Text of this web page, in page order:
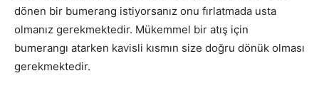
dönen bir bumerang istiyorsanız onu fırlatmada usta
olmanız gerekmektedir. Mükemmel bir atış için
bumerangı atarken kavisli kısmın size doğru dönük olması
gerekmektedir.